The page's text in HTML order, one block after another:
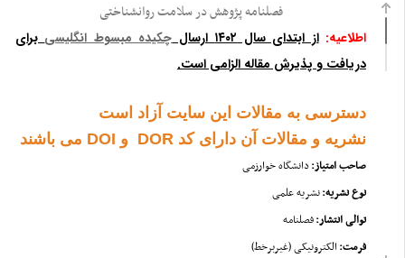
فصلنامه پژوهش در سلامت روانشناختی
اطلاعیه: از ابتدای سال ۱۴۰۲ ارسال چکیده مبسوط انگلیسیبرای
دریافت و پذیرش مقاله الزامی است.
دسترسی به مقالات این سایت آزاد است
نشریه و مقالات آن دارای کد DOR و DOI می باشند
صاحب امتیاز:دانشگاه خوارزمی
نوع نشریه:نشریه علمی
توالی انتشار:فصلنامه
فرمت:الکترونیکی (غیربرخط)